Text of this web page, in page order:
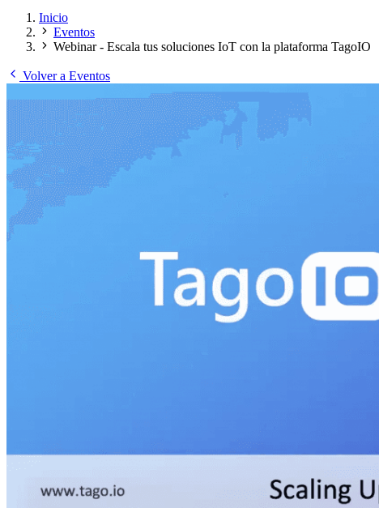
Inicio
Eventos
Webinar - Escala tus soluciones IoT con la plataforma TagoIO
Volver a Eventos